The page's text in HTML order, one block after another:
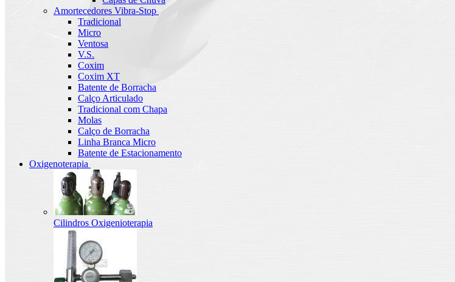
Amortecedores Vibra-Stop
Tradicional
Micro
Ventosa
V.S.
Coxim
Coxim XT
Batente de Borracha
Calço Articulado
Tradicional com Chapa
Molas
Calço de Borracha
Linha Branca Micro
Batente de Estacionamento
Oxigenoterapia
Cilindros Oxigenioterapia